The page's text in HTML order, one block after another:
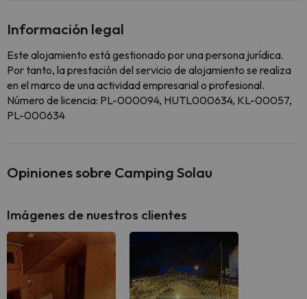
Información legal
Este alojamiento está gestionado por una persona jurídica.
Por tanto, la prestación del servicio de alojamiento se realiza
en el marco de una actividad empresarial o profesional.
Número de licencia: PL-000094, HUTL000634, KL-00057,
PL-000634
Opiniones sobre Camping Solau
Imágenes de nuestros clientes